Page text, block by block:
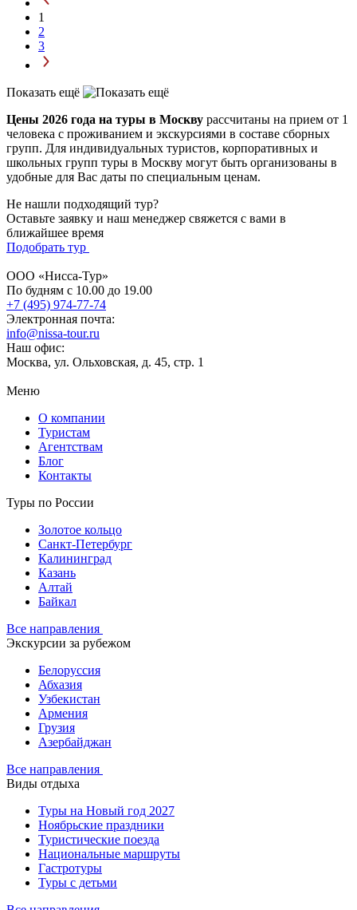
1
2
3
Показать ещё
Цены 2026 года на туры в Москву рассчитаны на прием от 1
человека с проживанием и экскурсиями в составе сборных
групп. Для индивидуальных туристов, корпоративных и
школьных групп туры в Москву могут быть организованы в
удобные для Вас даты по специальным ценам.
Не нашли подходящий тур?
Оставьте заявку и наш менеджер свяжется с вами в
ближайшее время
Подобрать тур
ООО «Нисса-Тур»
По будням с 10.00 до 19.00
+7 (495) 974-77-74
Электронная почта:
info@nissa-tour.ru
Наш офис:
Москва, ул. Ольховская, д. 45, стр. 1
Меню
О компании
Туристам
Агентствам
Блог
Контакты
Туры по России
Золотое кольцо
Санкт-Петербург
Калининград
Казань
Алтай
Байкал
Все направления
Экскурсии за рубежом
Белоруссия
Абхазия
Узбекистан
Армения
Грузия
Азербайджан
Все направления
Виды отдыха
Туры на Новый год 2027
Ноябрьские праздники
Туристические поезда
Национальные маршруты
Гастротуры
Туры с детьми